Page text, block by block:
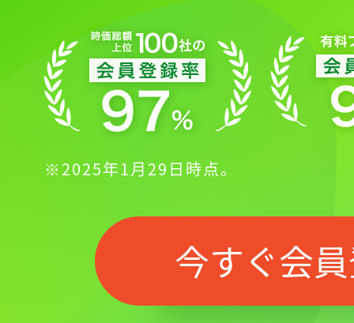
※2025年1月29日時点。
今すぐ会